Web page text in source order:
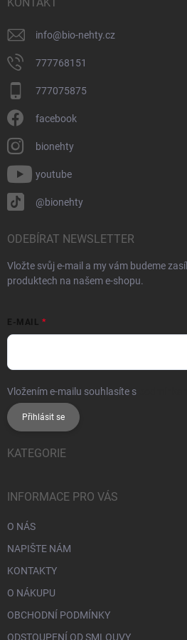
info@bio-nehty.cz
777768151
777075875
facebook
bionehty
youtube
@bionehty
ODEBÍRAT NEWSLETTER
Vložte svůj e-mail a my vám budeme
produktech na našem e-shopu.
E-MAIL
Vložením e-mailu souhlasíte s
Přihlásit se
KATEGORIE
INFORMACE PRO VÁS
O NÁS
NAPIŠTE NÁM
KONTAKTY
O NÁKUPU
OBCHODNÍ PODMÍNKY
ODSTOUPENÍ OD SMLOUVY